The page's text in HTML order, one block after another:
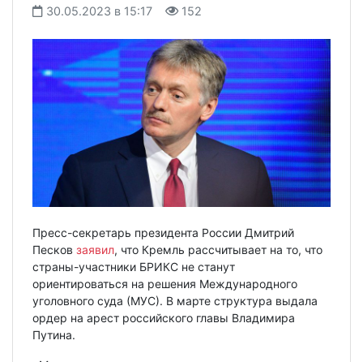
30.05.2023 в 15:17 152
Пресс-секретарь президента России Дмитрий
Песков заявил, что Кремль рассчитывает на то, что
страны-участники БРИКС не станут
ориентироваться на решения Международного
уголовного суда (МУС). В марте структура выдала
ордер на арест российского главы Владимира
Путина.